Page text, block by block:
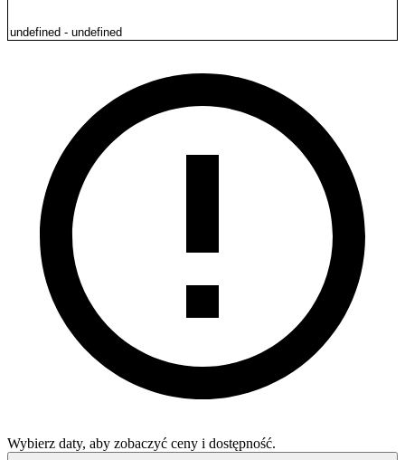
Wybierz daty, aby zobaczyć ceny i dostępność.